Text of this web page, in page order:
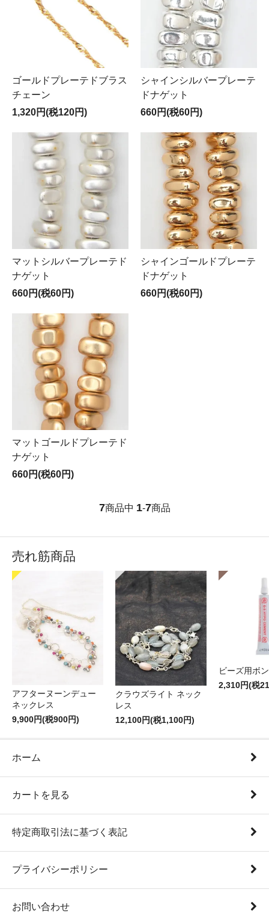
ゴールドプレーテドブラス
チェーン
1,320円(税120円)
シャインシルバープレーテ
ドナゲット
660円(税60円)
マットシルバープレーテド
ナゲット
660円(税60円)
シャインゴールドプレーテ
ドナゲット
660円(税60円)
マットゴールドプレーテド
ナゲット
660円(税60円)
7商品中 1-7商品
売れ筋商品
アフターヌーンデュー
ネックレス
9,900円(税900円)
クラウズライト ネック
レス
12,100円(税1,100円)
ビーズ用ボ
2,310円(税
ホーム
カートを見る
特定商取引法に基づく表記
プライバシーポリシー
お問い合わせ